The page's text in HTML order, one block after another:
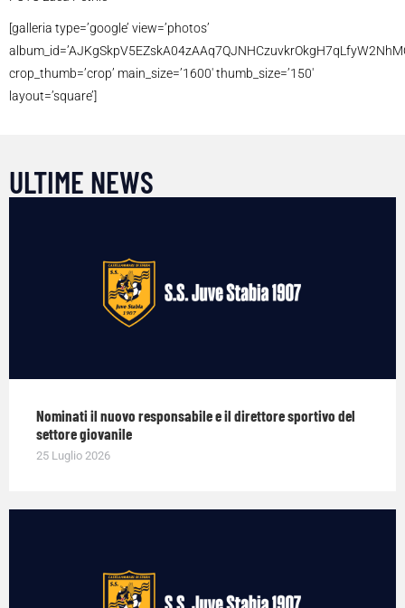
[galleria type=’google’ view=’photos’
crop_thumb=’crop’ main_size=’1600′ thumb_size=’150′
layout=’square’]
ULTIME NEWS
Nominati il nuovo responsabile e il direttore sportivo del
settore giovanile
25 Luglio 2026